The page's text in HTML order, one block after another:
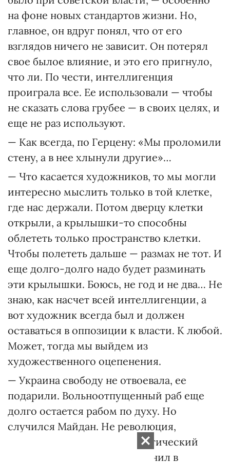
на фоне новых стандартов жизни. Но,
главное, он вдруг понял, что от его
взглядов ничего не зависит. Он потерял
свое былое влияние, и это его пригнуло,
что ли. По чести, интеллигенция
проиграла все. Ее использовали — чтобы
не сказать слова грубее — в своих целях, и
еще не раз используют.
— Как всегда, по Герцену: «Мы проломили
стену, а в нее хлынули другие»…
— Что касается художников, то мы могли
интересно мыслить только в той клетке,
где нас держали. Потом дверцу клетки
открыли, а крылышки-то способны
облететь только пространство клетки.
Чтобы полететь дальше — размах не тот. И
еще долго-долго надо будет разминать
эти крылышки. Боюсь, не год и не два… Не
знаю, как насчет всей интеллигенции, а
вот художник всегда был и должен
оставаться в оппозиции к власти. К любой.
Может, тогда мы выйдем из
художественного оцепенения.
— Украина свободу не отвоевала, ее
подарили. Вольноотпущенный раб еще
долго остается рабом по духу. Но
случился Майдан. Не революция,
конечно, но большой энергетический
взрыв, который многое изменил в